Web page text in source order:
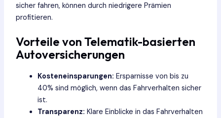
sicher fahren, können durch niedrigere Prämien
profitieren.
Vorteile von Telematik-basierten
Autoversicherungen
Kosteneinsparungen: Ersparnisse von bis zu
40% sind möglich, wenn das Fahrverhalten sicher
ist.
Transparenz: Klare Einblicke in das Fahrverhalten